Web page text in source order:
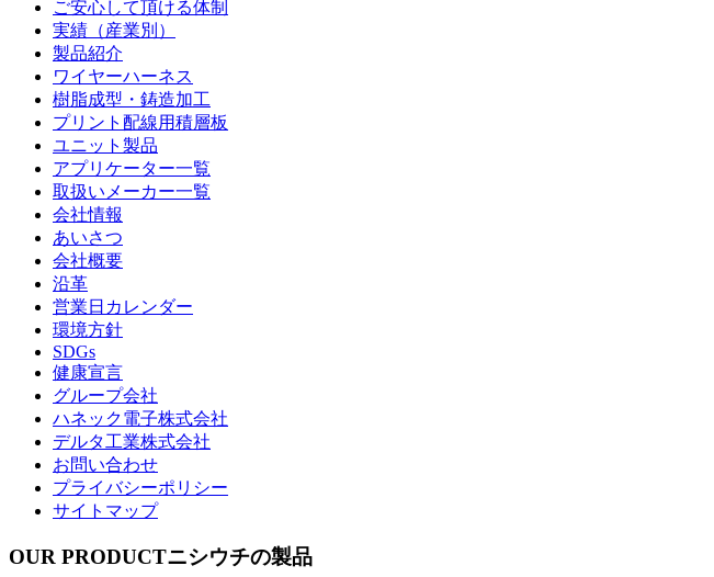
ご安⼼して頂ける体制
実績（産業別）
製品紹介
ワイヤーハーネス
樹脂成型・鋳造加工
プリント配線⽤積層板
ユニット製品
アプリケーター⼀覧
取扱いメーカー⼀覧
会社情報
あいさつ
会社概要
沿⾰
営業日カレンダー
環境⽅針
SDGs
健康宣言
グループ会社
ハネック電⼦株式会社
デルタ⼯業株式会社
お問い合わせ
プライバシーポリシー
サイトマップ
OUR PRODUCTニシウチの製品